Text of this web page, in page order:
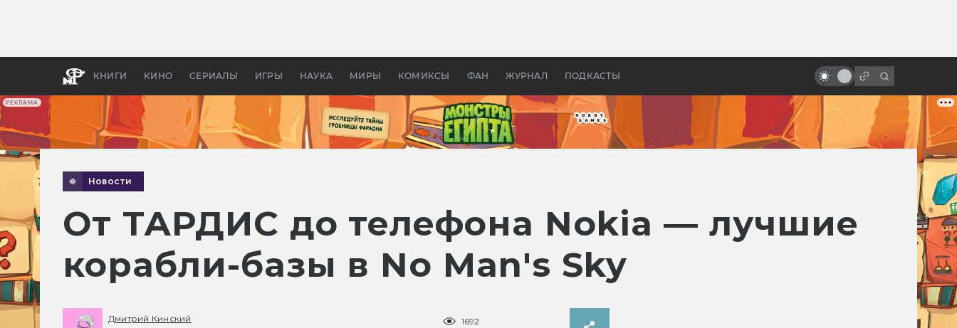
РЕКЛАМА
КНИГИ КИНО СЕРИАЛЫ ИГРЫ НАУКА МИРЫ КОМИКСЫ ФАН ЖУРНАЛ ПОДКАСТЫ
бы «Властелина колец»
Древней Грецией
худшего к лучшему
Новости
От ТАРДИС до телефона Nokia — лучшие
корабли-базы в No Man's Sky
Дмитрий Кинский
1692